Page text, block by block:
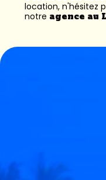
location, n'hésitez
notre agence au